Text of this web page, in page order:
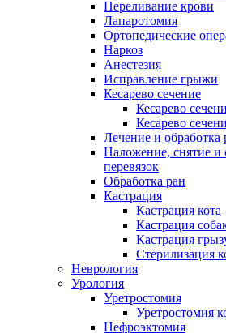
Переливание крови
Лапаротомия
Ортопедические
Наркоз
Анестезия
Исправление грыжи
Кесарево сечение
Кесарево
Кесарево
Лечение и обработка
Наложение, снятие
перевязок
Обработка ран
Кастрация
Кастрация кота
Кастрация
Кастрация
Стерилизация
Неврология
Урология
Уретростомия
Уретростомия
Нефроэктомия